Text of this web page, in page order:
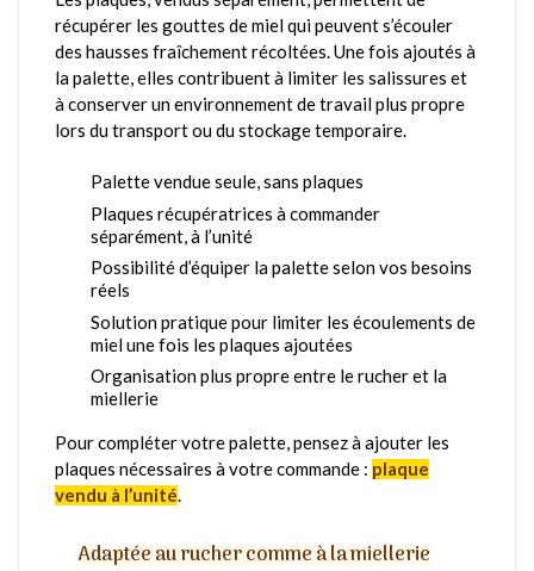
récupérer les gouttes de miel qui peuvent s’écouler
des hausses fraîchement récoltées. Une fois ajoutés à
la palette, elles contribuent à limiter les salissures et
à conserver un environnement de travail plus propre
lors du transport ou du stockage temporaire.
Palette vendue seule, sans plaques
Plaques récupératrices à commander
séparément, à l’unité
Possibilité d’équiper la palette selon vos besoins
réels
Solution pratique pour limiter les écoulements de
miel une fois les plaques ajoutées
Organisation plus propre entre le rucher et la
miellerie
Pour compléter votre palette, pensez à ajouter les
plaques nécessaires à votre commande : plaque
vendu à l’unité.
Adaptée au rucher comme à la miellerie